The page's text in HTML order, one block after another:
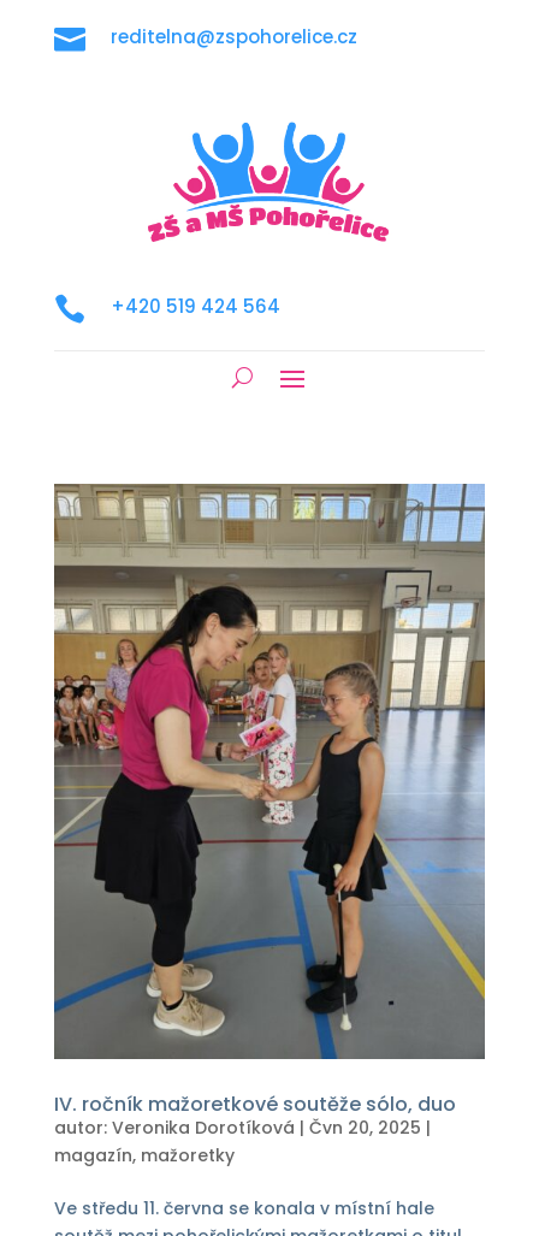
 reditelna@zspohorelice.cz
 +420 519 424 564
IV. ročník mažoretkové soutěže sólo, duo
autor: Veronika Dorotíková | Čvn 20, 2025 |
magazín, mažoretky
Ve středu 11. června se konala v místní hale